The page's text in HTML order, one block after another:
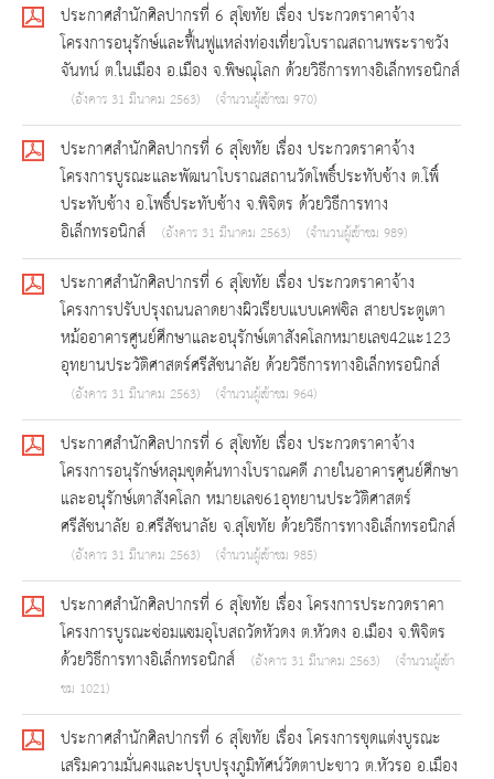
ประกาศสำนักศิลปากรที่ 6 สุโขทัย เรื่อง ประกวดราคาจ้าง
โครงการอนุรักษ์และฟื้นฟูแหล่งท่องเที่ยวโบราณสถานพระราชวัง
จันทน์ ต.ในเมือง อ.เมือง จ.พิษณุโลก ด้วยวิธีการทางอิเล็กทรอนิกส์
(อังคาร 31 มีนาคม 2563) (จำนวนผู้เข้าชม 970)
ประกาศสำนักศิลปากรที่ 6 สุโขทัย เรื่อง ประกวดราคาจ้าง
โครงการบูรณะและพัฒนาโบราณสถานวัดโพธิ์ประทับช้าง ต.โพิ์
ประทับช้าง อ.โพธิ์ประทับช้าง จ.พิจิตร ด้วยวิธีการทาง
อิเล็กทรอนิกส์
(อังคาร 31 มีนาคม 2563) (จำนวนผู้เข้าชม 989)
ประกาศสำนักศิลปากรที่ 6 สุโขทัย เรื่อง ประกวดราคาจ้าง
โครงการปรับปรุงถนนลาดยางผิวเรียบแบบเคฟซิล สายประตูเตา
หม้ออาคารศูนย์ศึกษาและอนุรักษ์เตาสังคโลกหมายเลข42แะ123
อุทยานประวัติศาสตร์ศรีสัชนาลัย ด้วยวิธีการทางอิเล็กทรอนิกส์
(อังคาร 31 มีนาคม 2563) (จำนวนผู้เข้าชม 964)
ประกาศสำนักศิลปากรที่ 6 สุโขทัย เรื่อง ประกวดราคาจ้าง
โครงการอนุรักษ์หลุมขุดค้นทางโบราณคดี ภายในอาคารศูนย์ศึกษา
และอนุรักษ์เตาสังคโลก หมายเลข61อุทยานประวัติศาสตร์
ศรีสัชนาลัย อ.ศรีสัชนาลัย จ.สุโขทัย ด้วยวิธีการทางอิเล็กทรอนิกส์
(อังคาร 31 มีนาคม 2563) (จำนวนผู้เข้าชม 985)
ประกาศสำนักศิลปากรที่ 6 สุโขทัย เรื่อง โครงการประกวดราคา
โครงการบูรณะซ่อมแซมอุโบสถวัดหัวดง ต.หัวดง อ.เมือง จ.พิจิตร
ด้วยวิธีการทางอิเล็กทรอนิกส์
(อังคาร 31 มีนาคม 2563)
(จำนวนผู้เข้า
ชม 1021)
ประกาศสำนักศิลปากรที่ 6 สุโขทัย เรื่อง โครงการขุดแต่งบูรณะ
เสริมความมั่นคงและปรุบปรุงภูมิทัศน์วัดตาปะขาว ต.หัวรอ อ.เมือง